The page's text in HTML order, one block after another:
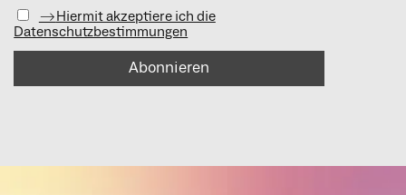
Hiermit akzeptiere ich die
Datenschutzbestimmungen